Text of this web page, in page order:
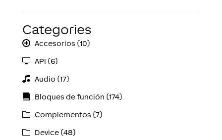
Categories
Accesorios (10)
API (6)
Audio (17)
Bloques de función (174)
Complementos (7)
Device (48)